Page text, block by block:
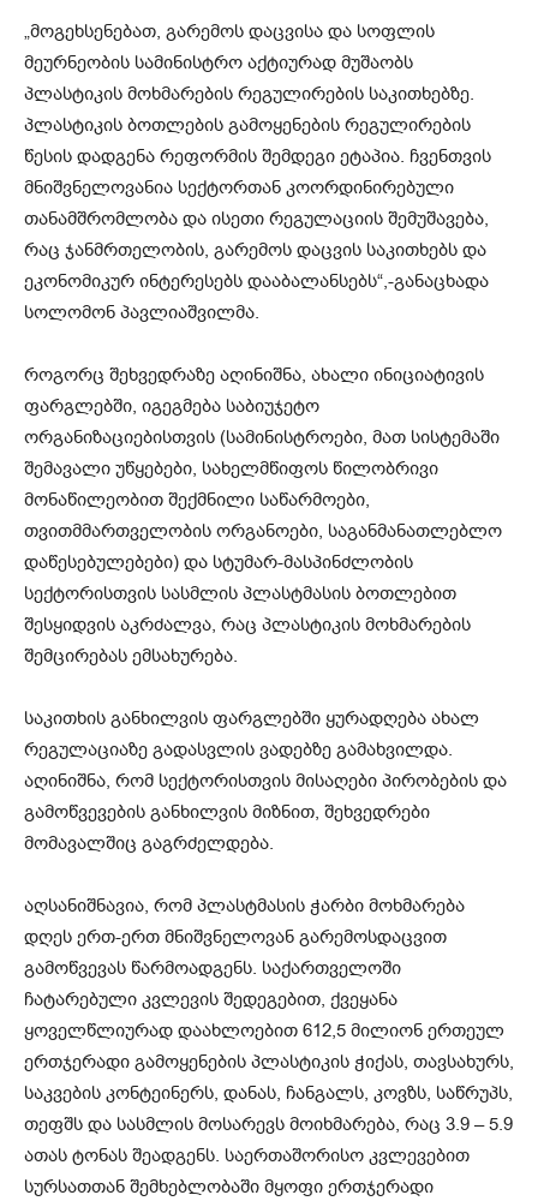
„მოგეხსენებათ, გარემოს დაცვისა და სოფლის
მეურნეობის სამინისტრო აქტიურად მუშაობს
პლასტიკის მოხმარების რეგულირების საკითხებზე.
პლასტიკის ბოთლების გამოყენების რეგულირების
წესის დადგენა რეფორმის შემდეგი ეტაპია. ჩვენთვის
მნიშვნელოვანია სექტორთან კოორდინირებული
თანამშრომლობა და ისეთი რეგულაციის შემუშავება,
რაც ჯანმრთელობის, გარემოს დაცვის საკითხებს და
ეკონომიკურ ინტერესებს დააბალანსებს“,-განაცხადა
სოლომონ პავლიაშვილმა.
როგორც შეხვედრაზე აღინიშნა, ახალი ინიციატივის
ფარგლებში, იგეგმება საბიუჯეტო
ორგანიზაციებისთვის (სამინისტროები, მათ სისტემაში
შემავალი უწყებები, სახელმწიფოს წილობრივი
მონაწილეობით შექმნილი საწარმოები,
თვითმმართველობის ორგანოები, საგანმანათლებლო
დაწესებულებები) და სტუმარ-მასპინძლობის
სექტორისთვის სასმლის პლასტმასის ბოთლებით
შესყიდვის აკრძალვა, რაც პლასტიკის მოხმარების
შემცირებას ემსახურება.
საკითხის განხილვის ფარგლებში ყურადღება ახალ
რეგულაციაზე გადასვლის ვადებზე გამახვილდა.
აღინიშნა, რომ სექტორისთვის მისაღები პირობების და
გამოწვევების განხილვის მიზნით, შეხვედრები
მომავალშიც გაგრძელდება.
აღსანიშნავია, რომ პლასტმასის ჭარბი მოხმარება
დღეს ერთ-ერთ მნიშვნელოვან გარემოსდაცვით
გამოწვევას წარმოადგენს. საქართველოში
ჩატარებული კვლევის შედეგებით, ქვეყანა
ყოველწლიურად დაახლოებით 612,5 მილიონ ერთეულ
ერთჯერადი გამოყენების პლასტიკის ჭიქას, თავსახურს,
საკვების კონტეინერს, დანას, ჩანგალს, კოვზს, საწრუპს,
თეფშს და სასმლის მოსარევს მოიხმარება, რაც 3.9 – 5.9
ათას ტონას შეადგენს. საერთაშორისო კვლევებით
სურსათთან შემხებლობაში მყოფი ერთჯერადი